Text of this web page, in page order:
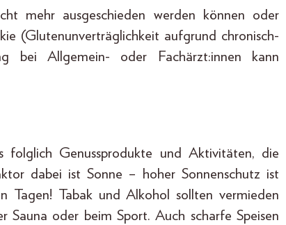
mehr ausgeschieden werden können oder
(Glutenunverträglichkeit aufgrund chronisch-
bei Allgemein- oder Fachärzt:innen kann
folglich Genussprodukte und Aktivitäten, die
dabei ist Sonne – hoher Sonnenschutz ist
Tagen! Tabak und Alkohol sollten vermieden
Sauna oder beim Sport. Auch scharfe Speisen